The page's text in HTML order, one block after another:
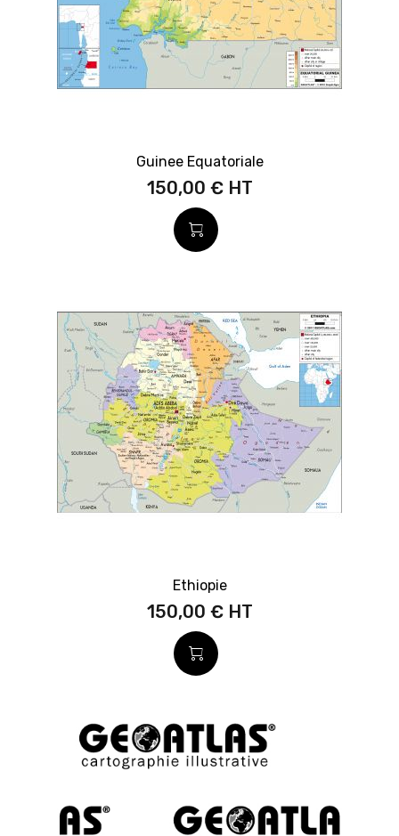
Guinee Equatoriale
150,00 €
Ethiopie
150,00 €